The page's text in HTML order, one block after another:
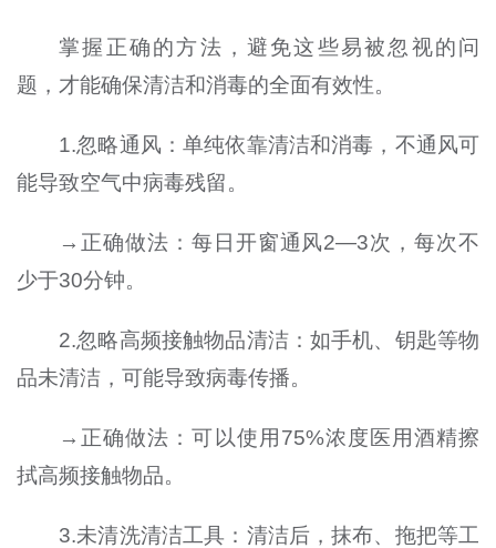
掌握正确的方法，避免这些易被忽视的问
题，才能确保清洁和消毒的全面有效性。
1.忽略通风：单纯依靠清洁和消毒，不通风可
能导致空气中病毒残留。
→正确做法：每日开窗通风2—3次，每次不
少于30分钟。
2.忽略高频接触物品清洁：如手机、钥匙等物
品未清洁，可能导致病毒传播。
→正确做法：可以使用75%浓度医用酒精擦
拭高频接触物品。
3.未清洗清洁工具：清洁后，抹布、拖把等工